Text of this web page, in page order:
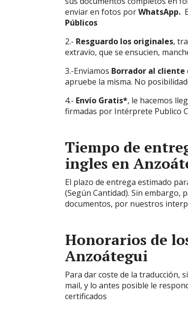
enviar en fotos porWhatsApp.
Públicos
2.- Resguardo los originales,
extravío, que se ensucien,
3.-Enviamos Borrador al cliente
apruebe la misma. No
4.- Envío Gratis*, le hacemos
firmadas por Intérprete Publico
Tiempo de
ingles en
El plazo de entrega estimado
(Según Cantidad). Sin embargo,
documentos, por nuestros
Honorarios de
Anzoátegui
Para dar coste de la
mail, y lo antes posible le
certificados